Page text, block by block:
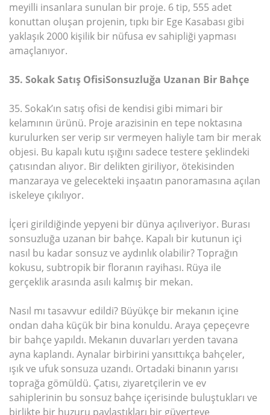
meyilli insanlara sunulan bir proje. 6 tip, 555 adet
konuttan oluşan projenin, tıpkı bir Ege Kasabası gibi
yaklaşık 2000 kişilik bir nüfusa ev sahipliği yapması
amaçlanıyor.
35. Sokak Satış OfisiSonsuzluğa Uzanan Bir Bahçe
35. Sokak’ın satış ofisi de kendisi gibi mimari bir
kelamının ürünü. Proje arazisinin en tepe noktasına
kurulurken ser verip sır vermeyen haliyle tam bir merak
objesi. Bu kapalı kutu ışığını sadece testere şeklindeki
çatısından alıyor. Bir delikten giriliyor, ötekisinden
manzaraya ve gelecekteki inşaatın panoramasına açılan
iskeleye çıkılıyor.
İçeri girildiğinde yepyeni bir dünya açılıveriyor. Burası
sonsuzluğa uzanan bir bahçe. Kapalı bir kutunun içi
nasıl bu kadar sonsuz ve aydınlık olabilir? Toprağın
kokusu, subtropik bir floranın rayihası. Rüya ile
gerçeklik arasında asılı kalmış bir mekan.
Nasıl mı tasavvur edildi? Büyükçe bir mekanın içine
ondan daha küçük bir bina konuldu. Araya çepeçevre
bir bahçe yapıldı. Mekanın duvarları yerden tavana
ayna kaplandı. Aynalar birbirini yansıttıkça bahçeler,
ışık ve ufuk sonsuza uzandı. Ortadaki binanın yarısı
toprağa gömüldü. Çatısı, ziyaretçilerin ve ev
sahiplerinin bu sonsuz bahçe içerisinde buluştukları ve
birlikte bir huzuru paylaştıkları bir güverteye